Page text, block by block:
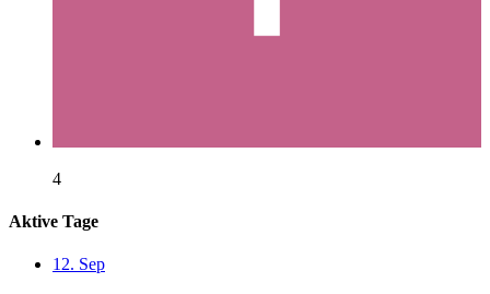
4
Aktive Tage
12. Sep